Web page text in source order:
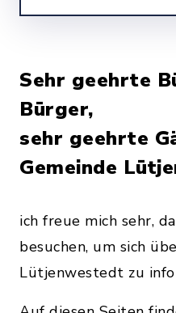
Sehr geehrte
Bürger,
sehr geehrte
Gemeinde
ich freue mich sehr,
besuchen, um sich
Lütjenwestedt zu